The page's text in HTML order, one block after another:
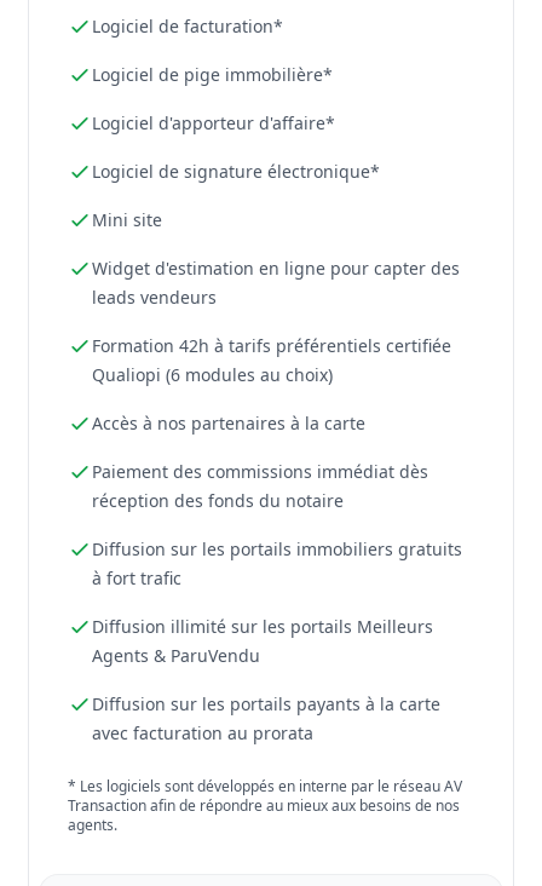
Logiciel de facturation*
Logiciel de pige immobilière*
Logiciel d'apporteur d'affaire*
Logiciel de signature électronique*
Mini site
Widget d'estimation en ligne pour capter des
leads vendeurs
Formation 42h à tarifs préférentiels certifiée
Qualiopi (6 modules au choix)
Accès à nos partenaires à la carte
Paiement des commissions immédiat dès
réception des fonds du notaire
Diffusion sur les portails immobiliers gratuits
à fort trafic
Diffusion illimité sur les portails Meilleurs
Agents & ParuVendu
Diffusion sur les portails payants à la carte
avec facturation au prorata
* Les logiciels sont développés en interne par le réseau AV
Transaction afin de répondre au mieux aux besoins de nos
agents.